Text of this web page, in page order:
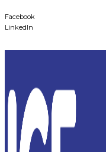
Facebook
LinkedIn